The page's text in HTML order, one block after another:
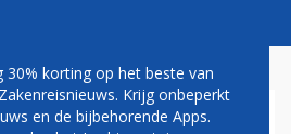
30% korting op het beste van
Krijg onbeperkt
en de bijbehorende Apps.